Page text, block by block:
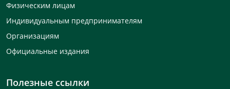
Физическим лицам
Индивидуальным предпринимателям
Организациям
Официальные издания
Полезные ссылки